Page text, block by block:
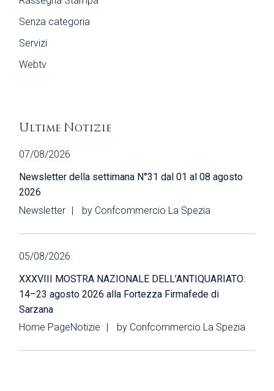
Senza categoria
Servizi
Webtv
Ultime Notizie
07/08/2026
Newsletter della settimana N°31 dal 01 al 08 agosto
2026
Newsletter
by Confcommercio La Spezia
05/08/2026
XXXVIII MOSTRA NAZIONALE DELL’ANTIQUARIATO:
14–23 agosto 2026 alla Fortezza Firmafede di
Sarzana
Home PageNotizie by Confcommercio La Spezia